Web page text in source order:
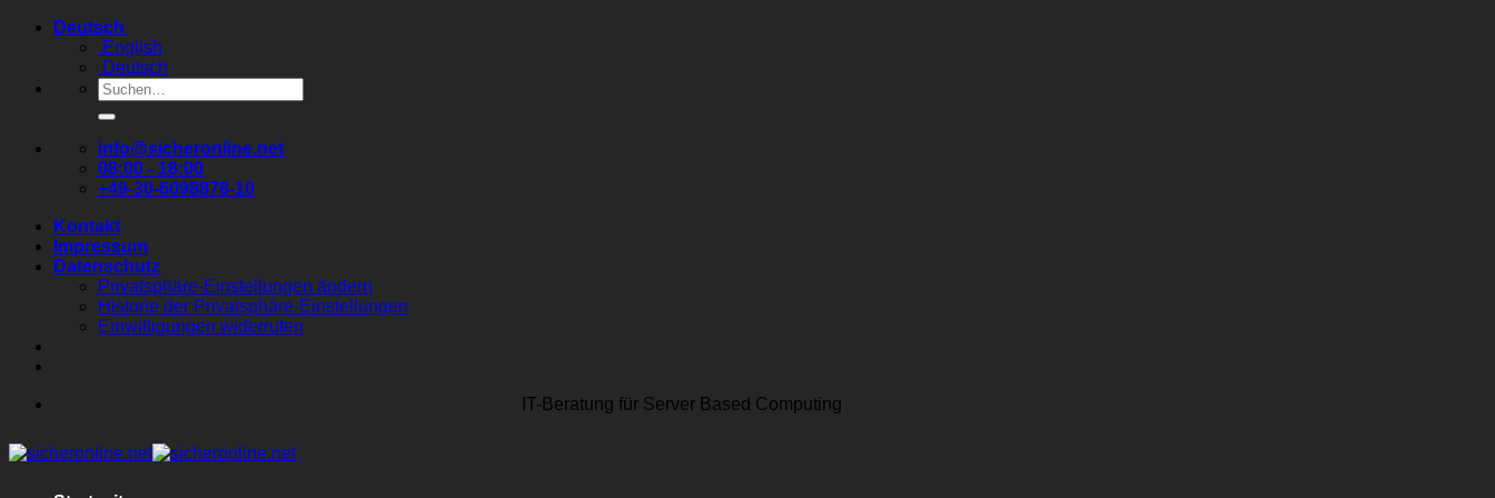
Zum
Deutsch
English
Deutsch
Suchen
nach:
info@sicheronline.net
08:00 - 18:00
+49-30-6098878-10
Kontakt
Impressum
Datenschutz
Privatsphäre-Einstellungen ändern
Historie der Privatsphäre-Einstellungen
Einwilligungen widerrufen
IT-Beratung für Server Based Computing